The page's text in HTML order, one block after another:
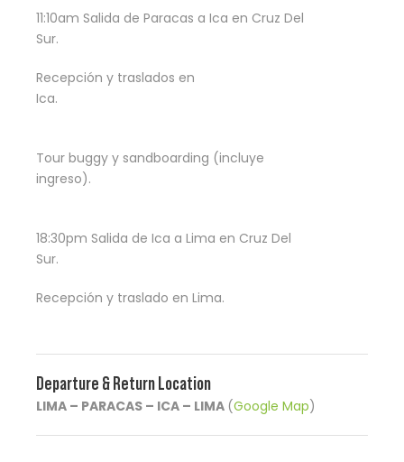
11:10am Salida de Paracas a Ica en Cruz Del
Sur.
Recepción y traslados en
Ica.
Tour buggy y sandboarding (incluye
ingreso).
18:30pm Salida de Ica a Lima en Cruz Del
Sur.
Recepción y traslado en Lima.
Departure & Return Location
LIMA – PARACAS – ICA – LIMA (Google Map)